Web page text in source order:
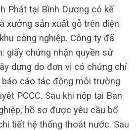
Phát tại Bình Dương có kế
xưởng sản xuất gỗ trên diện
công nghiệp. Công ty đã
giấy chứng nhận quyền sử
dựng do đơn vị có chứng chỉ
cáo tác động môi trường
PCCC. Sau khi nộp tại Ban
hồ sơ được yêu cầu bổ
tiết hệ thống thoát nước. Sau